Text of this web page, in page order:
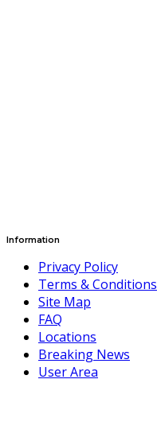
Information
Privacy Policy
Terms & Conditions
Site Map
FAQ
Locations
Breaking News
User Area